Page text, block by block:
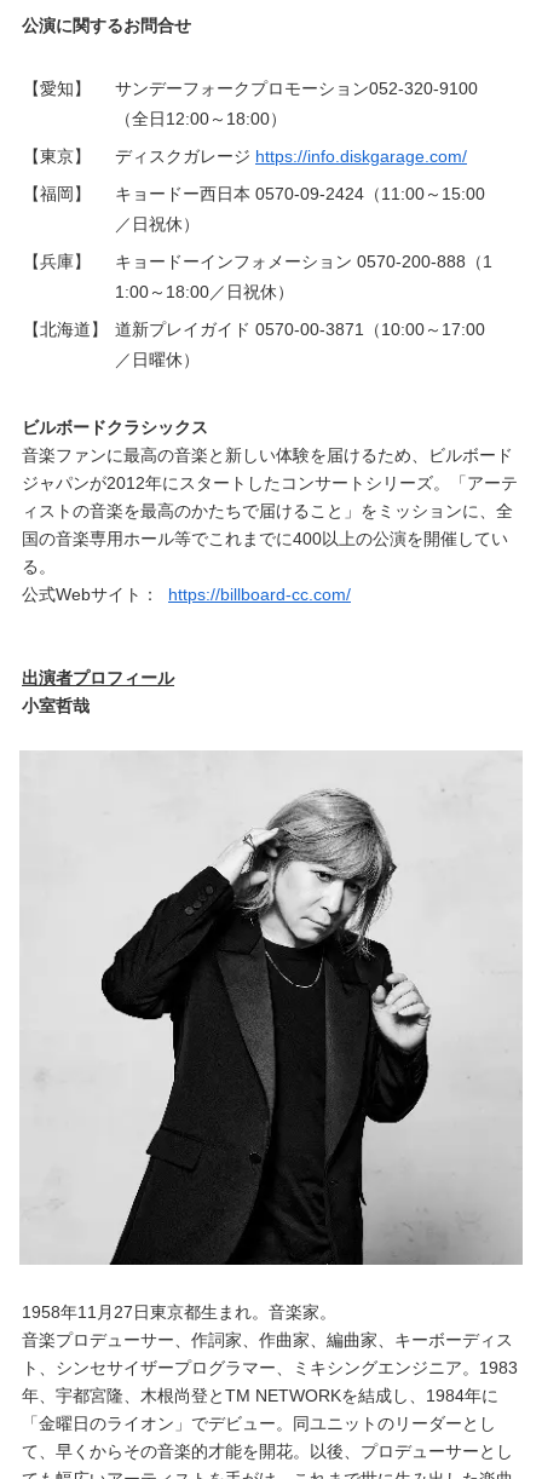
公演に関するお問合せ
【愛知】
サンデーフォークプロモーション052-320-9100
（全日12:00～18:00）
【東京】
ディスクガレージ https://info.diskgarage.com/
【福岡】
キョードー西日本 0570-09-2424（11:00～15:00
／日祝休）
【兵庫】
キョードーインフォメーション 0570-200-888（1
1:00～18:00／日祝休）
【北海道】
道新プレイガイド 0570-00-3871（10:00～17:00
／日曜休）
ビルボードクラシックス
音楽ファンに最高の音楽と新しい体験を届けるため、ビルボード
ジャパンが2012年にスタートしたコンサートシリーズ。「アーテ
ィストの音楽を最高のかたちで届けること」をミッションに、全
国の音楽専用ホール等でこれまでに400以上の公演を開催してい
る。
公式Webサイト： https://billboard-cc.com/
出演者プロフィール
小室哲哉
1958年11月27日東京都生まれ。音楽家。
音楽プロデューサー、作詞家、作曲家、編曲家、キーボーディス
ト、シンセサイザープログラマー、ミキシングエンジニア。1983
年、宇都宮隆、木根尚登とTM NETWORKを結成し、1984年に
「金曜日のライオン」でデビュー。同ユニットのリーダーとし
て、早くからその音楽的才能を開花。以後、プロデューサーとし